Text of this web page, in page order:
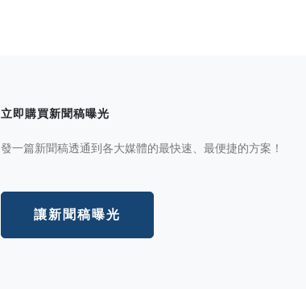
立即購買新聞稿曝光
發一篇新聞稿透通到各大媒體的最快速、最便捷的方案！
讓新聞稿曝光